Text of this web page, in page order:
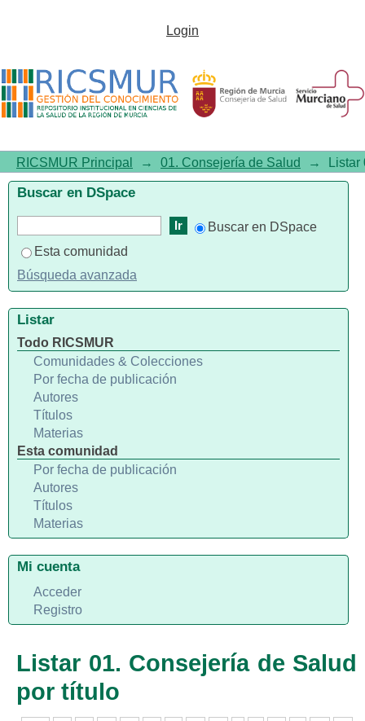
Listar 01. Consejería de Salud
Login
RICSMUR Principal → 01. Consejería de Salud →
Listar 01. Consejería de Salud
por título
Buscar en DSpace
Buscar en DSpace
Esta comunidad
Búsqueda avanzada
Listar
Todo RICSMUR
Comunidades & Colecciones
Por fecha de publicación
Autores
Títulos
Materias
Esta comunidad
Por fecha de publicación
Autores
Títulos
Materias
Mi cuenta
Acceder
Registro